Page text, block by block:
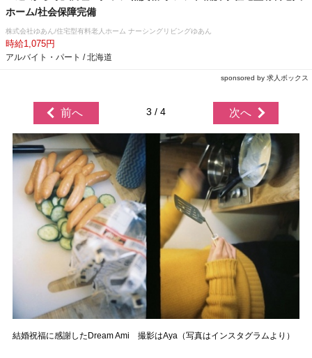
ホーム/社会保障完備
株式会社ゆあん/住宅型有料老人ホーム ナーシングリビングゆあん
時給1,075円
アルバイト・パート / 北海道
sponsored by 求人ボックス
前へ 3 / 4 次へ
結婚祝福に感謝したDream Ami 撮影はAya（写真はインスタグラムより）